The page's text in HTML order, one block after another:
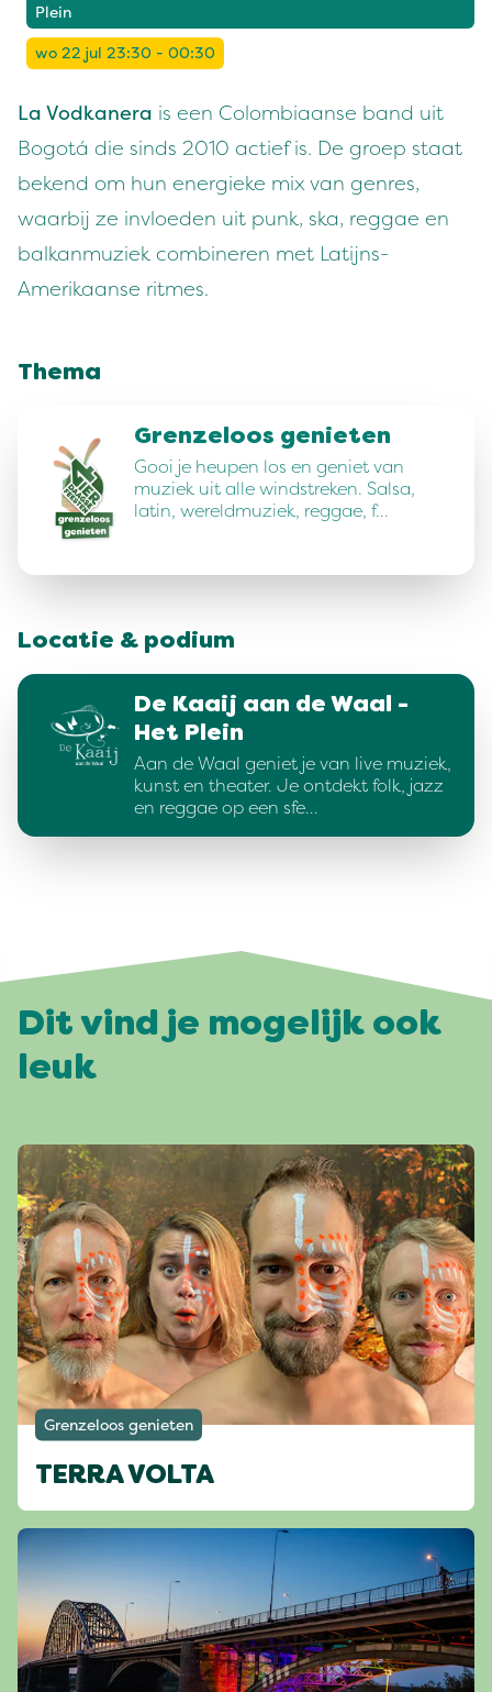
Plein
wo 22 jul 23:30 - 00:30
La Vodkanera is een Colombiaanse band uit
Bogotá die sinds 2010 actief is. De groep staat
bekend om hun energieke mix van genres,
waarbij ze invloeden uit punk, ska, reggae en
balkanmuziek combineren met Latijns-
Amerikaanse ritmes.
Thema
Grenzeloos genieten
Gooi je heupen los en geniet van
muziek uit alle windstreken. Salsa,
latin, wereldmuziek, reggae, f…
Locatie & podium
De Kaaij aan de Waal -
Het Plein
Aan de Waal geniet je van live muziek,
kunst en theater. Je ontdekt folk, jazz
en reggae op een sfe…
Dit vind je mogelijk ook
leuk
Grenzeloos genieten
TERRA VOLTA